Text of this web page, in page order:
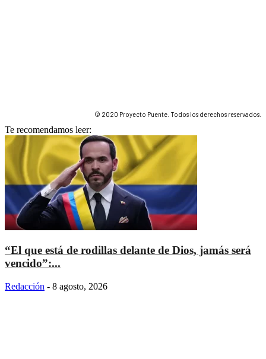
© 2020 Proyecto Puente. Todos los derechos reservados.
Te recomendamos leer:
“El que está de rodillas delante de Dios, jamás será
vencido”:...
Redacción - 8 agosto, 2026